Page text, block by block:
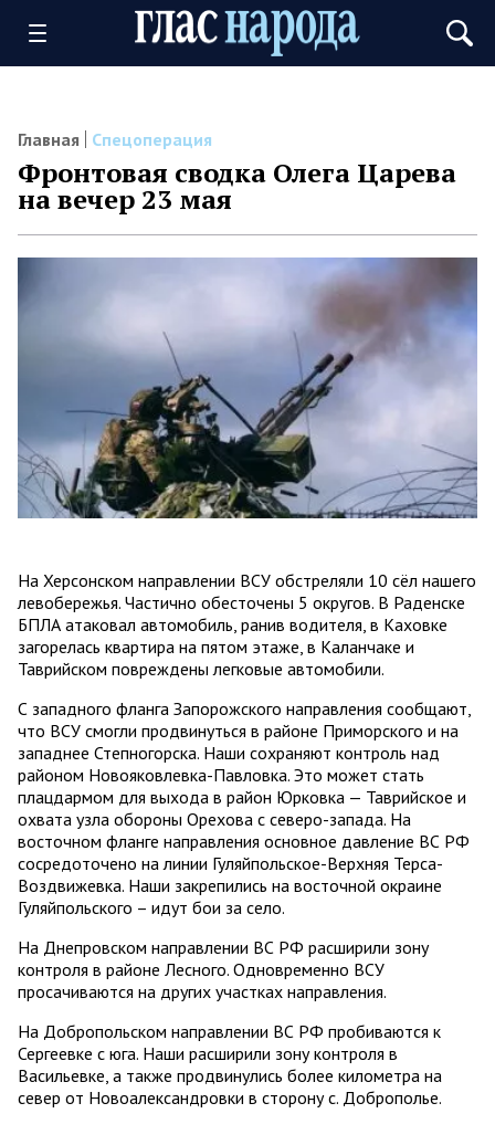
Главная Спецоперация
Фронтовая сводка Олега Царева
на вечер 23 мая
На Херсонском направлении ВСУ обстреляли 10 сёл нашего
левобережья. Частично обесточены 5 округов. В Раденске
БПЛА атаковал автомобиль, ранив водителя, в Каховке
загорелась квартира на пятом этаже, в Каланчаке и
Таврийском повреждены легковые автомобили.
С западного фланга Запорожского направления сообщают,
что ВСУ смогли продвинуться в районе Приморского и на
западнее Степногорска. Наши сохраняют контроль над
районом Новояковлевка-Павловка. Это может стать
плацдармом для выхода в район Юрковка — Таврийское и
охвата узла обороны Орехова с северо-запада. На
восточном фланге направления основное давление ВС РФ
сосредоточено на линии Гуляйпольское-Верхняя Терса-
Воздвижевка. Наши закрепились на восточной окраине
Гуляйпольского – идут бои за село.
На Днепровском направлении ВС РФ расширили зону
контроля в районе Лесного. Одновременно ВСУ
просачиваются на других участках направления.
На Добропольском направлении ВС РФ пробиваются к
Сергеевке с юга. Наши расширили зону контроля в
Васильевке, а также продвинулись более километра на
север от Новоалександровки в сторону с. Доброполье.